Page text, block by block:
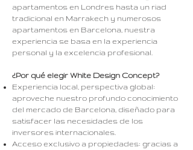
apartamentos en Londres hasta un riad
tradicional en Marrakech y numerosos
apartamentos en Barcelona, ​​nuestra
experiencia se basa en la experiencia
personal y la excelencia profesional.
¿Por qué elegir White Design Concept?
Experiencia local, perspectiva global:
aproveche nuestro profundo conocimiento
del mercado de Barcelona, ​​diseñado para
satisfacer las necesidades de los
inversores internacionales.
Acceso exclusivo a propiedades: gracias a